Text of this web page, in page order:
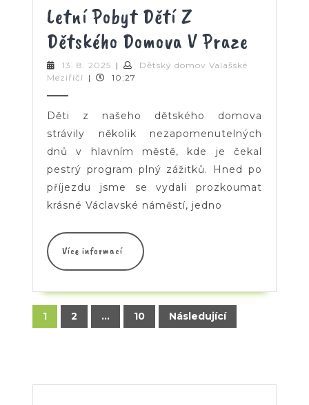
Letní Pobyt Dětí Z
Dětského Domova V Praze
Z
Domova
V
13. 8. 2025 13.
8.
|
Dětský domov Valašské
Meziříčí Dětský
Meziříčí
| 10:27
Děti z našeho dětského domova
strávily několik nezapomenutelných
dnů v hlavním městě, kde je čekal
pestrý program plný zážitků. Hned po
příjezdu jsme se vydali prozkoumat
krásné Václavské náměstí, jedno
Více informací
Více
informací
Stránkování
příspěvků
1 2 … 10 Následující